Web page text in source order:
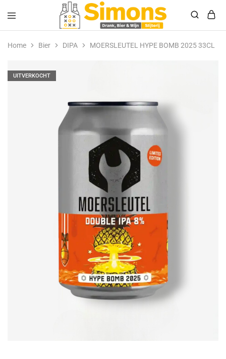
Simonsdrank.nl
Drank,
Bier
&
Home Bier DIPA MOERSLEUTEL HYPE BOMB 2025 33CL
UITVERKOCHT